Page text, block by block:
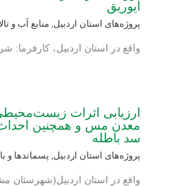
ایوریق
پروژه‌های استان اردبیل, منابع آب و
واقع در استان اردبیل، کارفرما:
ارزیابی اثرات
معدن مس و همچنین احداث
سد باطله
پروژه‌های استان اردبیل, پسماندها و
واقع در استان اردبیل(شهرستان